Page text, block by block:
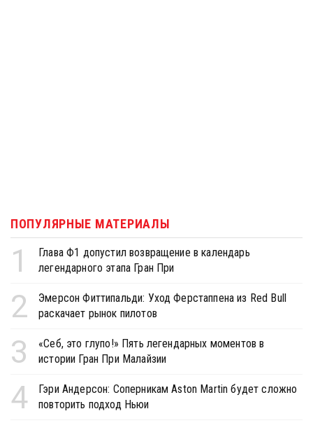
ПОПУЛЯРНЫЕ МАТЕРИАЛЫ
1
Глава Ф1 допустил возвращение в календарь
легендарного этапа Гран При
2
Эмерсон Фиттипальди: Уход Ферстаппена из Red Bull
раскачает рынок пилотов
3
«Себ, это глупо!» Пять легендарных моментов в
истории Гран При Малайзии
4
Гэри Андерсон: Соперникам Aston Martin будет сложно
повторить подход Ньюи